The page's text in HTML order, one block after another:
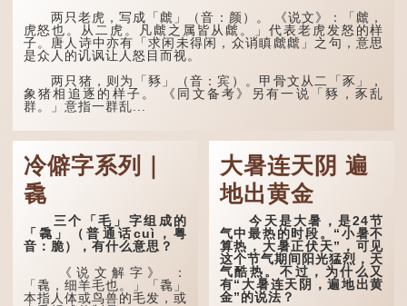
会须一饮三百杯。" 意思是
说：上天给了我才能，必然
有用到的地方；即使千金散
去，也终会重新得到。
李白作此诗时，大约是
天宝十一年。当时他已被唐
玄宗赐金放还约八年，这期
两只老虎，写成「虤」（音：颜）。 《说文》：「虤，
虎怒也。从二虎。凡虤之属皆从虤。」代表老虎发怒的样
子。唐人诗中亦有「求闲未得闲，众诮瞋虤虤」之句，意思
是众人的讥讽让人怒目而视。
两只猪，则为「豩」（音：宾）。甲骨文从二「豕」，
象猪相追逐的样子。 《同文备考》另有一说「豩，豕乱
群。」意指一群乱...
冷僻字系列｜
毳
三个「毛」字组成的
「毳」（普通话cuì，粤
音：脆），有什么意思？
《说文解字》 ：
「毳，细羊毛也。」「毳」
本指人体或鸟兽的毛发，或
大暑连天阴 遍
地出黄金
今天是大暑，是24节
气中最热的时段。“小暑不
算热，大暑正伏天”，可见
这个节气期间阳光猛烈，天
气酷热。不过，为什么又
有“大暑连天阴，遍地出黄
金”的说法？